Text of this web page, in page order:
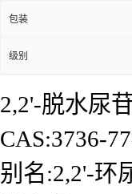
包装
级别
2,2'-脱水尿
CAS:3736-
别名:2,2'-环